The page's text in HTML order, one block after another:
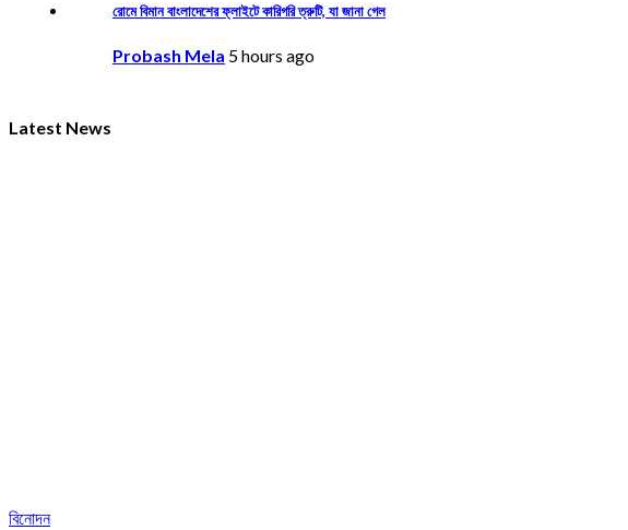
রোমে বিমান বাংলাদেশের ফ্লাইটে কারিগরি ত্রুটি, যা জানা গেল
Probash Mela 5 hours ago
Latest News
বিনোদন